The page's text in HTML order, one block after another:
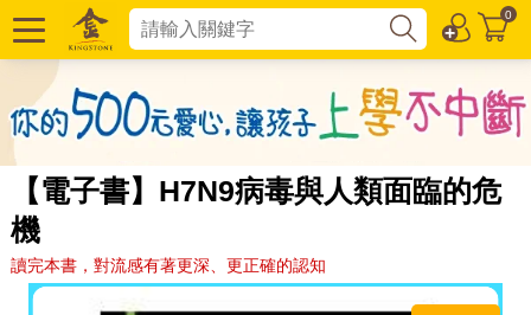
0
【電子書】H7N9病毒與人類面臨的危
機
讀完本書，對流感有著更深、更正確的認知